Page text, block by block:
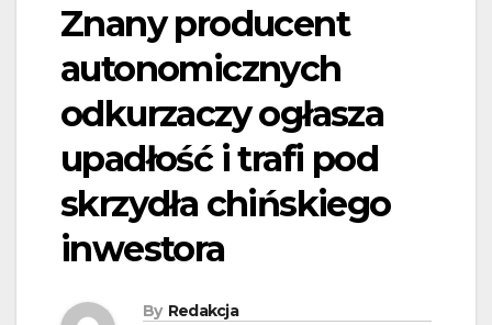
Znany producent
autonomicznych
odkurzaczy ogłasza
upadłość i trafi pod
skrzydła chińskiego
inwestora
By Redakcja